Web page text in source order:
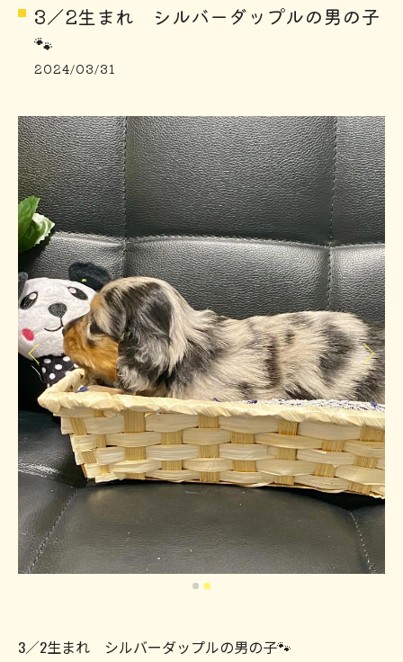
3／2生まれ シルバーダップルの男の子
🐾
2024/03/31
3／2生まれ シルバーダップルの男の子🐾